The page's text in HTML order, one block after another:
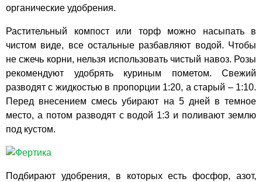
органические удобрения.
Растительный компост или торф можно насыпать в
чистом виде, все остальные разбавляют водой. Чтобы
не сжечь корни, нельзя использовать чистый навоз. Розы
рекомендуют удобрять куриным пометом. Свежий
разводят с жидкостью в пропорции 1:20, а старый – 1:10.
Перед внесением смесь убирают на 5 дней в темное
место, а потом разводят с водой 1:3 и поливают землю
под кустом.
Подбирают удобрения, в которых есть фосфор, азот,